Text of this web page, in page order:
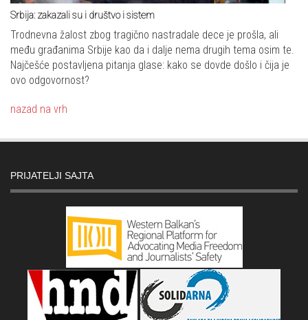
Srbija: zakazali su i društvo i sistem
Trodnevna žalost zbog tragično nastradale dece je prošla, ali
među građanima Srbije kao da i dalje nema drugih tema osim te.
Najčešće postavljena pitanja glase: kako se dovde došlo i čija je
ovo odgovornost?
nazad na vrh
PRIJATELJI SAJTA